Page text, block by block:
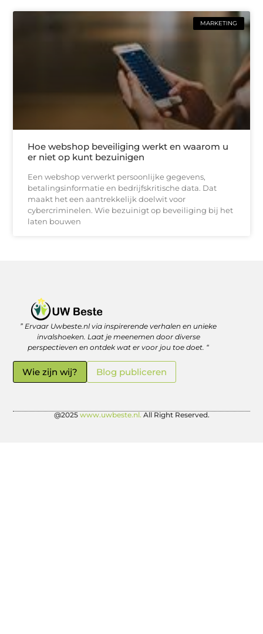
MARKETING
Hoe webshop beveiliging werkt en waarom u
er niet op kunt bezuinigen
Een webshop verwerkt persoonlijke gegevens,
betalingsinformatie en bedrijfskritische data. Dat
maakt het een aantrekkelijk doelwit voor
cybercriminelen. Wie bezuinigt op beveiliging bij het
laten bouwen
” Ervaar Uwbeste.nl via inspirerende verhalen en unieke
invalshoeken. Laat je meenemen door diverse
perspectieven en ontdek wat er voor jou toe doet. “
Wie zijn wij? Blog publiceren
@2025 www.uwbeste.nl. All Right Reserved.